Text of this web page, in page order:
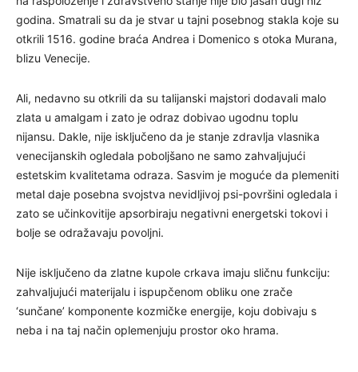
godina. Smatrali su da je stvar u tajni posebnog stakla koje su
otkrili 1516. godine braća Andrea i Domenico s otoka Murana,
blizu Venecije.
Ali, nedavno su otkrili da su talijanski majstori dodavali malo
zlata u amalgam i zato je odraz dobivao ugodnu toplu
nijansu. Dakle, nije isključeno da je stanje zdravlja vlasnika
venecijanskih ogledala poboljšano ne samo zahvaljujući
estetskim kvalitetama odraza. Sasvim je moguće da plemeniti
metal daje posebna svojstva nevidljivoj psi-površini ogledala i
zato se učinkovitije apsorbiraju negativni energetski tokovi i
bolje se odražavaju povoljni.
Nije isključeno da zlatne kupole crkava imaju sličnu funkciju:
zahvaljujući materijalu i ispupčenom obliku one zrače
‘sunčane’ komponente kozmičke energije, koju dobivaju s
neba i na taj način oplemenjuju prostor oko hrama.